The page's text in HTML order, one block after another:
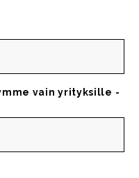
vain yrityksille -